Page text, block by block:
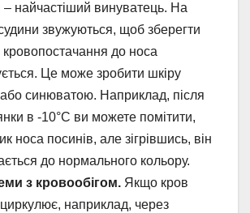
– найчастіший винуватець. На
звужуються, щоб зберегти
кровопостачання до носа
Це може зробити шкіру
синюватою. Наприклад, після
в -10°C ви можете помітити,
носа посинів, але зігрівшись, він
до нормального кольору.
з кровообігом. Якщо кров
наприклад, через